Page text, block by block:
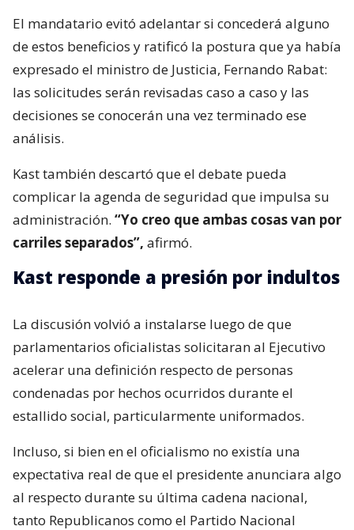
El mandatario evitó adelantar si concederá alguno
de estos beneficios y ratificó la postura que ya había
expresado el ministro de Justicia, Fernando Rabat:
las solicitudes serán revisadas caso a caso y las
decisiones se conocerán una vez terminado ese
análisis.
Kast también descartó que el debate pueda
complicar la agenda de seguridad que impulsa su
administración. “Yo creo que ambas cosas van por
carriles separados”, afirmó.
Kast responde a presión por indultos
La discusión volvió a instalarse luego de que
parlamentarios oficialistas solicitaran al Ejecutivo
acelerar una definición respecto de personas
condenadas por hechos ocurridos durante el
estallido social, particularmente uniformados.
Incluso, si bien en el oficialismo no existía una
expectativa real de que el presidente anunciara algo
al respecto durante su última cadena nacional,
tanto Republicanos como el Partido Nacional